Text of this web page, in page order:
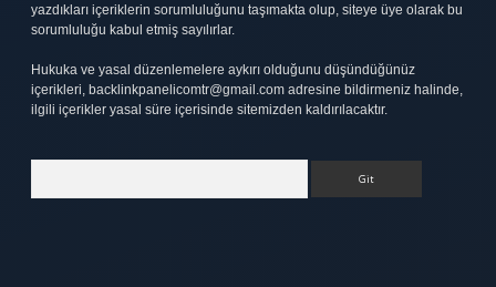
yazdıkları içeriklerin sorumluluğunu taşımakta olup, siteye üye olarak bu
sorumluluğu kabul etmiş sayılırlar.
Hukuka ve yasal düzenlemelere aykırı olduğunu düşündüğünüz
içerikleri, backlinkpanelicomtr@gmail.com adresine bildirmeniz halinde,
ilgili içerikler yasal süre içerisinde sitemizden kaldırılacaktır.